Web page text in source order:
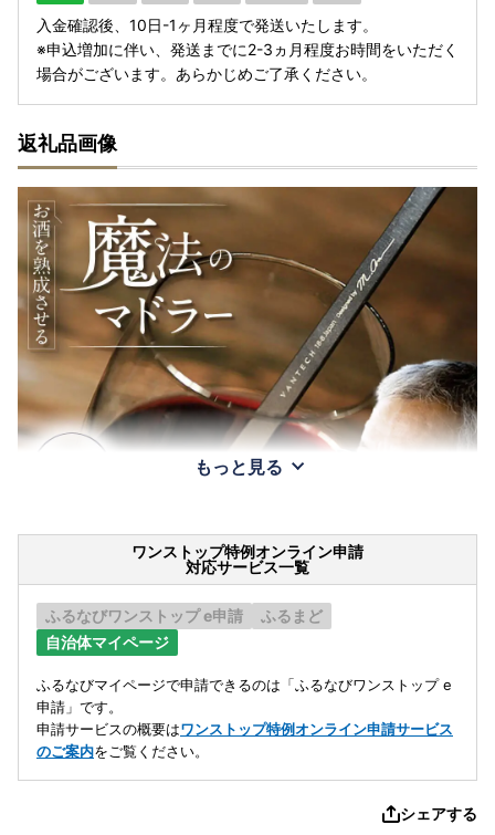
入金確認後、10日-1ヶ月程度で発送いたします。
※申込増加に伴い、発送までに2-3ヵ月程度お時間をいただく
場合がございます。あらかじめご了承ください。
返礼品画像
もっと見る
ワンストップ特例オンライン申請
対応サービス一覧
ふるなびワンストップ e申請
ふるまど
自治体マイページ
ふるなびマイページで申請できるのは「ふるなびワンストップ e
申請」です。
申請サービスの概要はワンストップ特例オンライン申請サービス
のご案内をご覧ください。
シェアする